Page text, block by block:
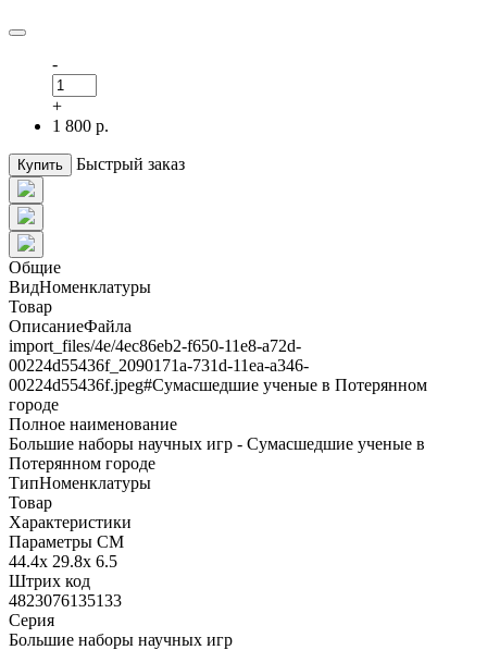
-
+
1 800 р.
Купить Быстрый заказ
Общие
ВидНоменклатуры
Товар
ОписаниеФайла
import_files/4e/4ec86eb2-f650-11e8-a72d-
00224d55436f_2090171a-731d-11ea-a346-
00224d55436f.jpeg#Сумасшедшие ученые в Потерянном
городе
Полное наименование
Большие наборы научных игр - Сумасшедшие ученые в
Потерянном городе
ТипНоменклатуры
Товар
Характеристики
Параметры СМ
44.4x 29.8x 6.5
Штрих код
4823076135133
Серия
Большие наборы научных игр